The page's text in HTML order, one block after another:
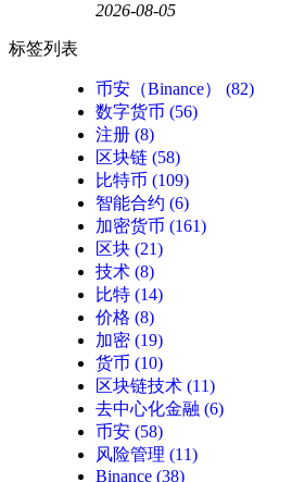
2026-08-05
标签列表
币安（Binance）
(82)
数字货币 (56)
注册 (8)
区块链 (58)
比特币 (109)
智能合约 (6)
加密货币 (161)
区块 (21)
技术 (8)
比特 (14)
价格 (8)
加密 (19)
货币 (10)
区块链技术 (11)
去中心化金融 (6)
币安 (58)
风险管理 (11)
Binance (38)